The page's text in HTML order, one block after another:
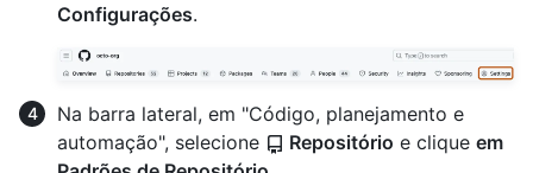
Configurações.
Na barra lateral, em "Código, planejamento e
automação", selecione
Repositório e clique em